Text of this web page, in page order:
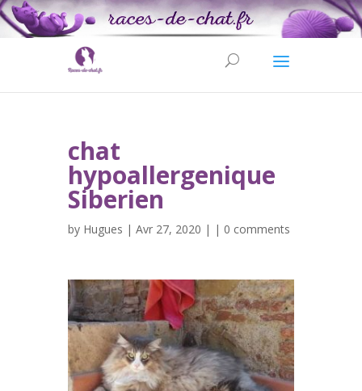
chat
hypoallergenique
Siberien
by Hugues | Avr 27, 2020 | | 0 comments